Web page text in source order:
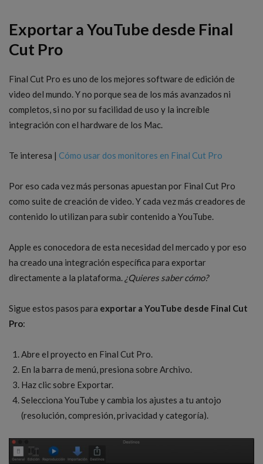
Exportar a YouTube desde Final
Cut Pro
Final Cut Pro es uno de los mejores software de edición de
video del mundo. Y no porque sea de los más avanzados ni
completos, si no por su facilidad de uso y la increíble
integración con el hardware de los Mac.
Te interesa | Cómo usar dos monitores en Final Cut Pro
Por eso cada vez más personas apuestan por Final Cut Pro
como suite de creación de video. Y cada vez más creadores de
contenido lo utilizan para subir contenido a YouTube.
Apple es conocedora de esta necesidad del mercado y por eso
ha creado una integración específica para exportar
directamente a la plataforma. ¿Quieres saber cómo?
Sigue estos pasos para exportar a YouTube desde Final Cut
Pro:
Abre el proyecto en Final Cut Pro.
En la barra de menú, presiona sobre Archivo.
Haz clic sobre Exportar.
Selecciona YouTube y cambia los ajustes a tu antojo
(resolución, compresión, privacidad y categoría).